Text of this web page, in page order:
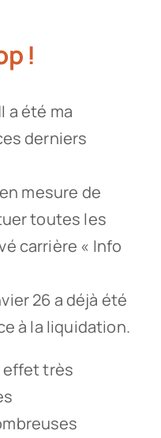
!
a été ma
derniers
mesure de
toutes les
carrière « Info
26 a déjà été
à la liquidation.
très